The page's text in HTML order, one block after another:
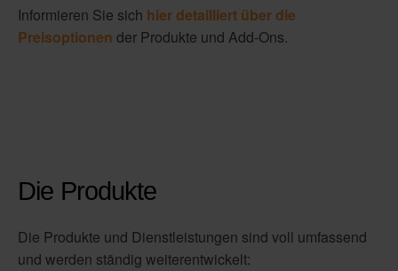
Informieren Sie sich hier detailliert über die
Preisoptionen der Produkte und Add-Ons.
Die Produkte
Die Produkte und Dienstleistungen sind voll umfassend
und werden ständig weiterentwickelt: